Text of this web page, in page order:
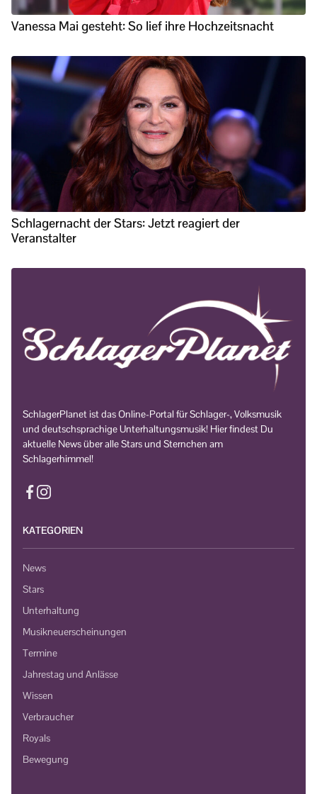
Vanessa Mai gesteht: So lief ihre Hochzeitsnacht
Schlagernacht der Stars: Jetzt reagiert der
Veranstalter
SchlagerPlanet ist das Online-Portal für Schlager-, Volksmusik
und deutschsprachige Unterhaltungsmusik! Hier findest Du
aktuelle News über alle Stars und Sternchen am
Schlagerhimmel!
KATEGORIEN
News
Stars
Unterhaltung
Musikneuerscheinungen
Termine
Jahrestag und Anlässe
Wissen
Verbraucher
Royals
Bewegung